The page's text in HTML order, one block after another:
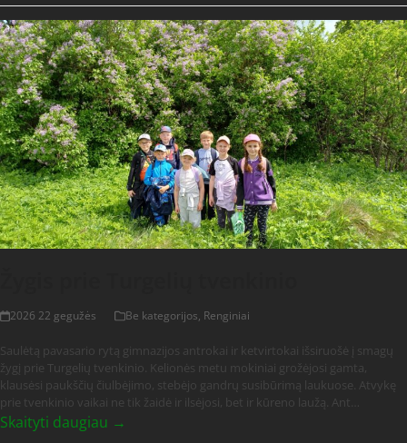
2026 22 gegužės Be kategorijos, Renginiai
Saulėtą pavasario rytą gimnazijos antrokai ir ketvirtokai išsiruošė į smagų
žygį prie Turgelių tvenkinio. Kelionės metu mokiniai grožėjosi gamta,
klausėsi paukščių čiulbėjimo, stebėjo gandrų susibūrimą laukuose. Atvykę
prie tvenkinio vaikai ne tik žaidė ir ilsėjosi, bet ir kūreno laužą. Ant…
Skaityti daugiau →